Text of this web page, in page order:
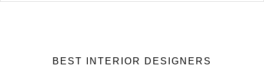
BEST INTERIOR DESIGNERS